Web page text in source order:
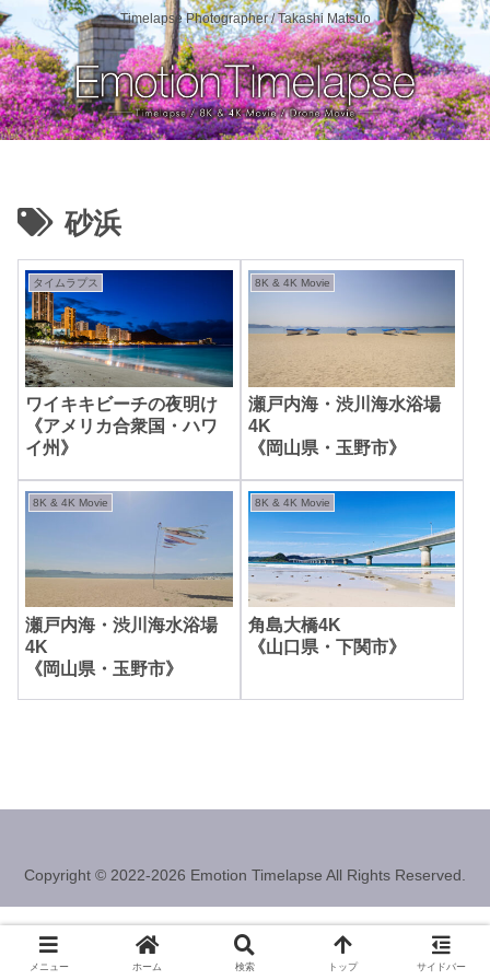
Timelapse Photographer / Takashi Matsuo
砂浜
タイムラプス
ワイキキビーチの夜明け
《アメリカ合衆国・ハワ
イ州》
8K & 4K Movie
瀬戸内海・渋川海水浴場
4K
《岡山県・玉野市》
8K & 4K Movie
瀬戸内海・渋川海水浴場
4K
《岡山県・玉野市》
8K & 4K Movie
角島大橋4K
《山口県・下関市》
Copyright © 2022-2026 Emotion Timelapse All Rights Reserved.
メニュー ホーム 検索 トップ サイドバー